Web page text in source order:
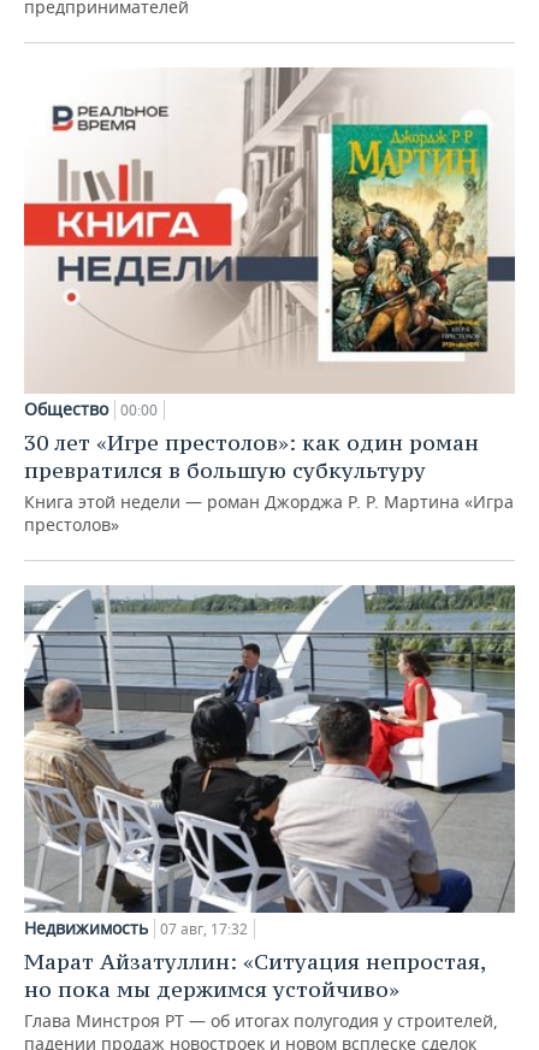
предпринимателей
Общество 00:00
30 лет «Игре престолов»: как один роман
превратился в большую субкультуру
Книга этой недели — роман Джорджа Р. Р. Мартина «Игра
престолов»
Недвижимость 07 авг, 17:32
Марат Айзатуллин: «Ситуация непростая,
но пока мы держимся устойчиво»
Глава Минстроя РТ — об итогах полугодия у строителей,
падении продаж новостроек и новом всплеске сделок